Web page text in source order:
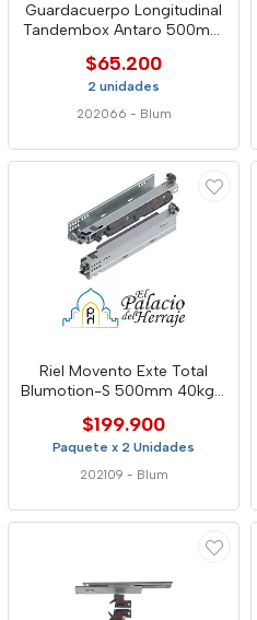
Guardacuerpo Longitudinal
Tandembox Antaro 500mm
$65.200
2 unidades
202066 - Blum
Riel Movento Exte Total
Blumotion-S 500mm 40kg -
$199.900
Paquete x 2 Unidades
202109 - Blum